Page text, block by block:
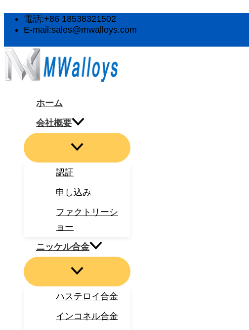
キ
ッ
プ
電話:+86 18538321502
E-mail:sales@mwalloys.com
ホーム
会社概要
ニ
ュ
ー
ト
グ
ル
認証
申し込み
ファクトリーシ
ョー
ニッケル合金
ニ
ュ
ー
ト
グ
ル
ハステロイ合金
インコネル合金
ニ
ュ
ー
ト
グ
ル
ニ
ュ
ー
ト
グ
ル
ニ
ュ
ー
ト
グ
ル